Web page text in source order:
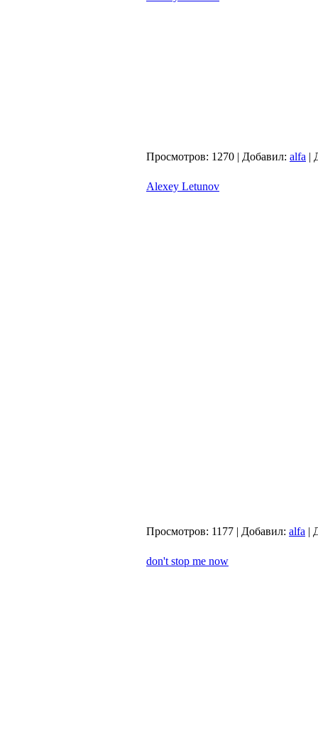
Просмотров: 1270 | Добавил: alfa |
Alexey Letunov
Просмотров: 1177 | Добавил: alfa |
don't stop me now